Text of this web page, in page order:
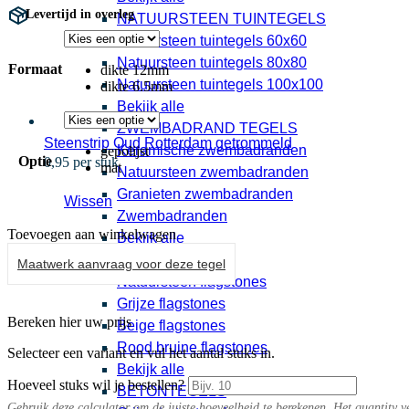
Steenstrip Oud Rotterdam getrommeld
0,95 per stuk
NATUURSTEEN TUINTEGELS
Natuursteen tuintegels 60x60
Natuursteen tuintegels 80x80
Natuursteen tuintegels 100x100
Bekijk alle
ZWEMBADRAND TEGELS
Keramische zwembadranden
Natuursteen zwembadranden
Granieten zwembadranden
Zwembadranden
Bekijk alle
FLAGSTONES
Natuursteen flagstones
Grijze flagstones
Beige flagstones
Rood bruine flagstones
Bekijk alle
BETONTEGELS
Levertijd in overleg
Formaat
dikte 12mm
dikte 6.5mm
Optie
gepolijst
mat
Wissen
Toevoegen aan winkelwagen
Maatwerk aanvraag voor deze tegel
Bereken hier uw prijs
Selecteer een variant en vul het aantal stuks in.
Hoeveel stuks wil je bestellen?